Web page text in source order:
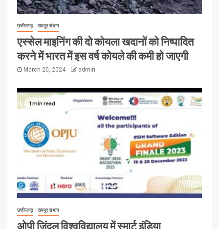
छत्तीसगढ़ रायपुर संभाग
एस्सेल माइनिंग की दो कोयला खदानों को निष्पादित
करने में भारत में इस वर्ष कोयले की कमी हो जाएगी
March 20, 2024 admin
1 min read
छत्तीसगढ़ रायपुर संभाग
ओपी जिंदल विश्वविद्यालय में स्मार्ट इंडिया